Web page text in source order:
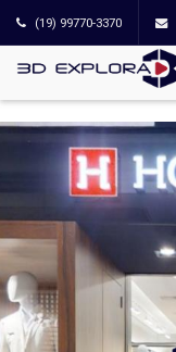
(19) 99770-3370